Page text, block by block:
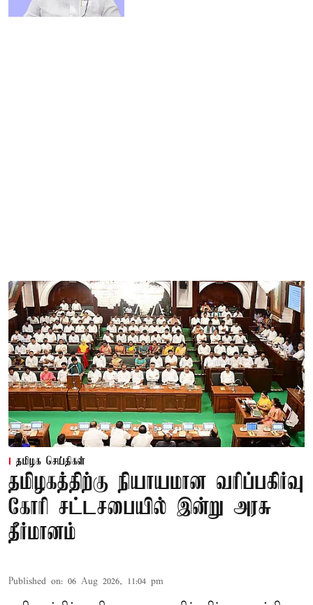
தமிழக செய்திகள்
தமிழகத்திற்கு நியாயமான வரிப்பகிர்வு
கோரி சட்டசபையில் இன்று அரசு
தீர்மானம்
Published on: 06 Aug 2026, 11:04 pm